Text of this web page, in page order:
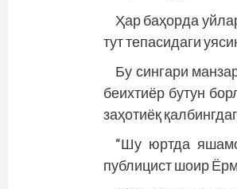
Ҳар баҳорда
тут тепасидаги
Бу сингари
беихтиёр бутун
заҳотиёқ
“Шу юртда
публицист шоир